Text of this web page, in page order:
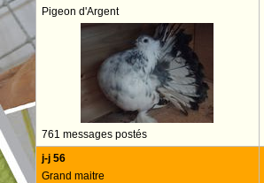
Pigeon d'Argent
761 messages postés
j-j 56
Grand maitre